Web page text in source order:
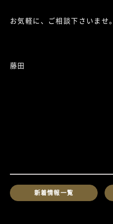
お気軽に、ご相談下さいませ。
藤田
新着情報一覧